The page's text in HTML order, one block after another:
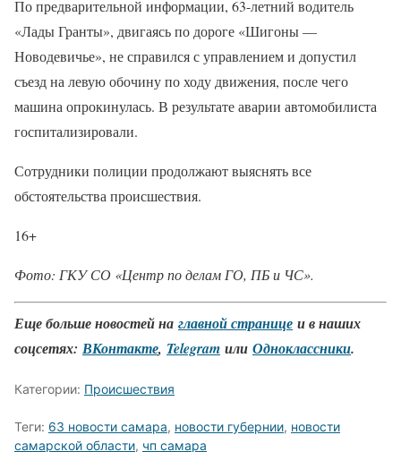
По предварительной информации, 63-летний водитель
«Лады Гранты», двигаясь по дороге «Шигоны —
Новодевичье», не справился с управлением и допустил
съезд на левую обочину по ходу движения, после чего
машина опрокинулась. В результате аварии автомобилиста
госпитализировали.
Сотрудники полиции продолжают выяснять все
обстоятельства происшествия.
16+
Фото: ГКУ СО «Центр по делам ГО, ПБ и ЧС».
Еще больше новостей на главной странице и в наших
соцсетях: ВКонтакте, Telegram или Одноклассники.
Категории: Происшествия
Теги: 63 новости самара, новости губернии, новости
самарской области, чп самара